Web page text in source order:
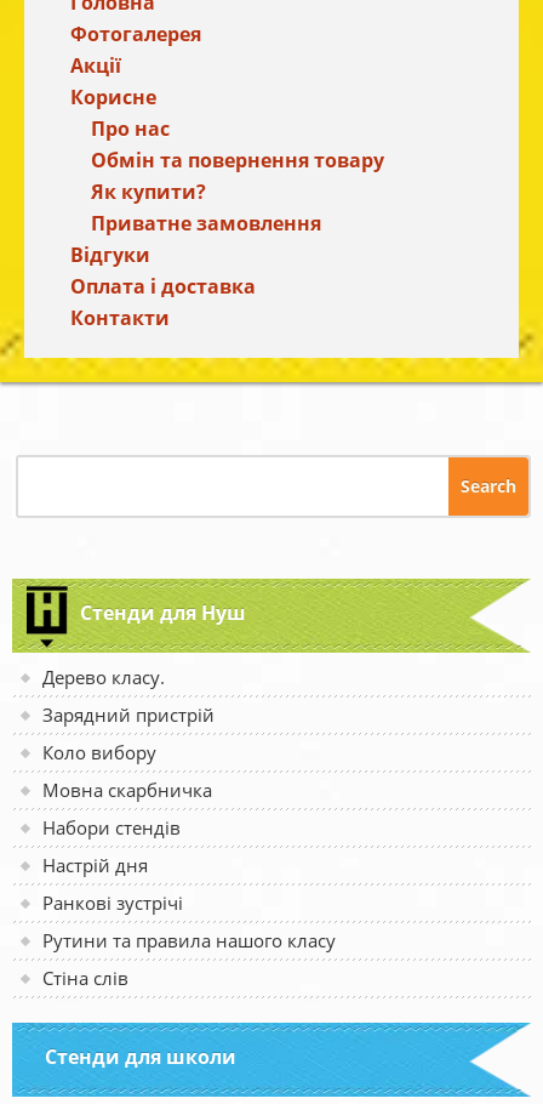
Фотогалерея
Акції
Корисне
Про нас
Обмін та повернення товару
Як купити?
Приватне замовлення
Відгуки
Оплата і доставка
Контакти
Стенди для Нуш
Дерево класу.
Зарядний пристрій
Коло вибору
Мовна скарбничка
Набори стендів
Настрій дня
Ранкові зустрічі
Рутини та правила нашого класу
Стіна слів
Стенди для школи